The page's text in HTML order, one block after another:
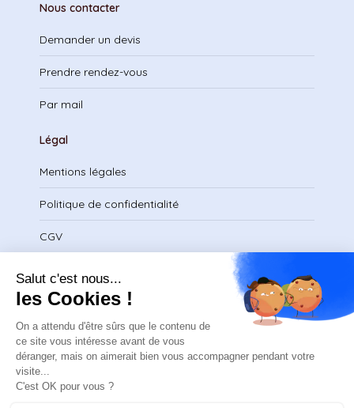
Nous contacter
Demander un devis
Prendre rendez-vous
Par mail
Légal
Mentions légales
Politique de confidentialité
CGV
Télécharger le certificat